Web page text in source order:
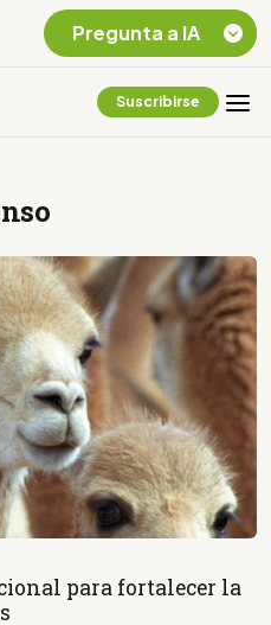
Suscribirse
para fortalecer la
Pregunta a IA
Amazonia Ecuatoriana
¿En que consiste la
tasa minera que rige en
Ecuador?